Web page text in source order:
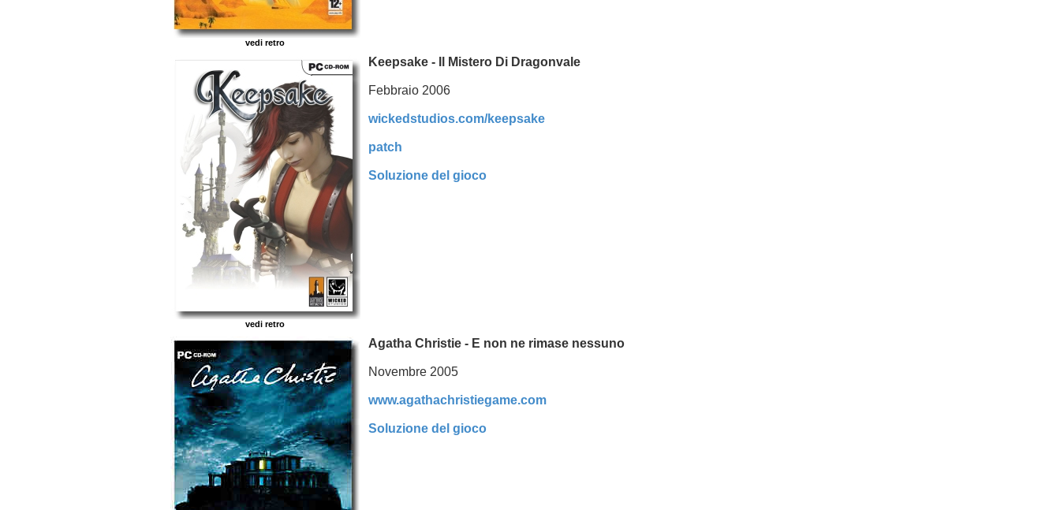
vedi retro
vedi retro
Keepsake - Il Mistero Di Dragonvale
Febbraio 2006
wickedstudios.com/keepsake
patch
Soluzione del gioco
Agatha Christie - E non ne rimase nessuno
Novembre 2005
www.agathachristiegame.com
Soluzione del gioco